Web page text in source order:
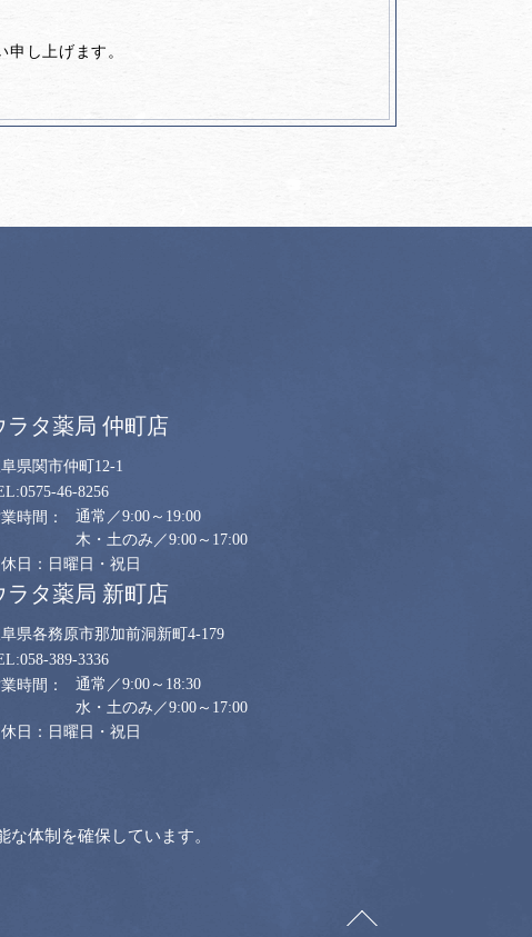
し上げます。
ラタ薬局 仲町店
県関市仲町12-1
0575-46-8256
通常／9:00～19:00
木・土のみ／9:00～17:00
日曜日・祝日
ラタ薬局 新町店
県各務原市那加前洞新町4-179
058-389-3336
通常／9:00～18:30
水・土のみ／9:00～17:00
日曜日・祝日
体制を確保しています。